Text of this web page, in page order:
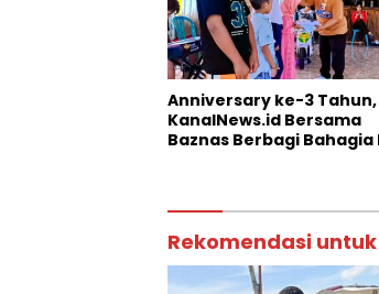
Anniversary ke-3 Tahun,
KanalNews.id Bersama
Baznas Berbagi Bahagia
Rekomendasi